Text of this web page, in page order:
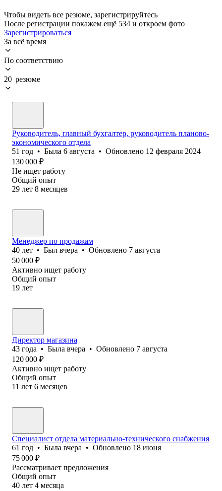
Чтобы видеть все резюме, зарегистрируйтесь
После регистрации покажем ещё 534 и откроем фото
Зарегистрироваться
За всё время
По соответствию
20 резюме
Руководитель, главный бухгалтер, руководитель планово-
экономического отдела
51 год • Была 6 августа • Обновлено 12 февраля 2024
130 000 ₽
Не ищет работу
Общий опыт
29 лет 8 месяцев
Менеджер по продажам
40 лет • Был вчера • Обновлено 7 августа
50 000 ₽
Активно ищет работу
Общий опыт
19 лет
Директор магазина
43 года • Была вчера • Обновлено 7 августа
120 000 ₽
Активно ищет работу
Общий опыт
11 лет 6 месяцев
Специалист отдела материально-технического снабжения
61 год • Была вчера • Обновлено 18 июня
75 000 ₽
Рассматривает предложения
Общий опыт
40 лет 4 месяца